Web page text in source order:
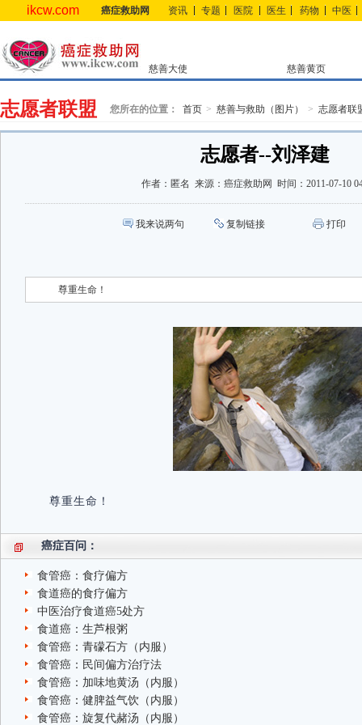
ikcw.com 癌症救助网 资讯 专题 医院 医生 药物 中医
慈善大使 慈善黄页
志愿者联盟 您所在的位置： 首页 慈善与救助（图片） 志愿者联
志愿者--刘泽建
作者： 匿名 来源： 癌症救助网 时间： 2011-07-10
我来说两句 复制链接 打印
尊重生命！
尊重生命！
癌症百问：
食管癌：食疗偏方
食道癌的食疗偏方
中医治疗食道癌5处方
食道癌：生芦根粥
食管癌：青礞石方（内服）
食管癌：民间偏方治疗法
食管癌：加味地黄汤（内服）
食管癌：健脾益气饮（内服）
食管癌：旋复代赭汤（内服）